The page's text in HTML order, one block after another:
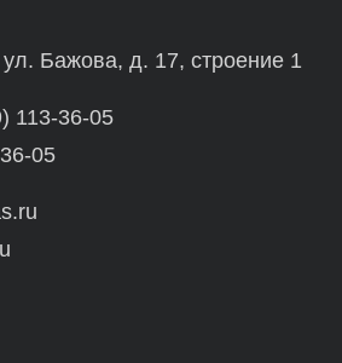
ул. Бажова, д. 17, строение 1
113-36-05
05